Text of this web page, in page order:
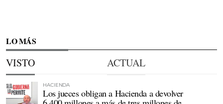
LO MÁS
VISTO ACTUAL
HACIENDA
Los jueces obligan a Hacienda a devolver